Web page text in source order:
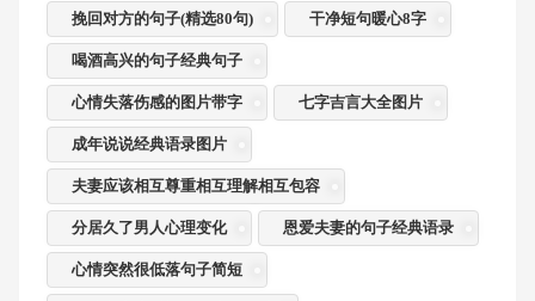
挽回对方的句子(精选80句) 干净短句暖心8字
喝酒高兴的句子经典句子
心情失落伤感的图片带字 七字吉言大全图片
成年说说经典语录图片
夫妻应该相互尊重相互理解相互包容
分居久了男人心理变化 恩爱夫妻的句子经典语录
心情突然很低落句子简短